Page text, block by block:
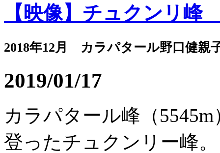
【映像】チュクンリ
2018年12月 カラパタール野口健親
2019/01/17
カラパタール峰（
登ったチュクンリー峰